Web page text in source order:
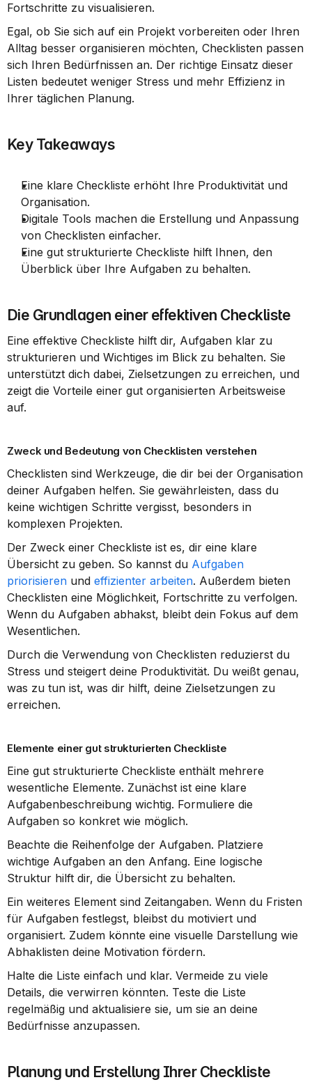
Fortschritte zu visualisieren.
Egal, ob Sie sich auf ein Projekt vorbereiten oder Ihren
Alltag besser organisieren möchten, Checklisten passen
sich Ihren Bedürfnissen an. Der richtige Einsatz dieser
Listen bedeutet weniger Stress und mehr Effizienz in
Ihrer täglichen Planung.
Key Takeaways
Eine klare Checkliste erhöht Ihre Produktivität und
Organisation.
Digitale Tools machen die Erstellung und Anpassung
von Checklisten einfacher.
Eine gut strukturierte Checkliste hilft Ihnen, den
Überblick über Ihre Aufgaben zu behalten.
Die Grundlagen einer effektiven Checkliste
Eine effektive Checkliste hilft dir, Aufgaben klar zu
strukturieren und Wichtiges im Blick zu behalten. Sie
unterstützt dich dabei, Zielsetzungen zu erreichen, und
zeigt die Vorteile einer gut organisierten Arbeitsweise
auf.
Zweck und Bedeutung von Checklisten verstehen
Checklisten sind Werkzeuge, die dir bei der Organisation
deiner Aufgaben helfen. Sie gewährleisten, dass du
keine wichtigen Schritte vergisst, besonders in
komplexen Projekten.
Der Zweck einer Checkliste ist es, dir eine klare
Übersicht zu geben. So kannst du Aufgaben
priorisieren und effizienter arbeiten. Außerdem bieten
Checklisten eine Möglichkeit, Fortschritte zu verfolgen.
Wenn du Aufgaben abhakst, bleibt dein Fokus auf dem
Wesentlichen.
Durch die Verwendung von Checklisten reduzierst du
Stress und steigert deine Produktivität. Du weißt genau,
was zu tun ist, was dir hilft, deine Zielsetzungen zu
erreichen.
Elemente einer gut strukturierten Checkliste
Eine gut strukturierte Checkliste enthält mehrere
wesentliche Elemente. Zunächst ist eine klare
Aufgabenbeschreibung wichtig. Formuliere die
Aufgaben so konkret wie möglich.
Beachte die Reihenfolge der Aufgaben. Platziere
wichtige Aufgaben an den Anfang. Eine logische
Struktur hilft dir, die Übersicht zu behalten.
Ein weiteres Element sind Zeitangaben. Wenn du Fristen
für Aufgaben festlegst, bleibst du motiviert und
organisiert. Zudem könnte eine visuelle Darstellung wie
Abhaklisten deine Motivation fördern.
Halte die Liste einfach und klar. Vermeide zu viele
Details, die verwirren könnten. Teste die Liste
regelmäßig und aktualisiere sie, um sie an deine
Bedürfnisse anzupassen.
Planung und Erstellung Ihrer Checkliste